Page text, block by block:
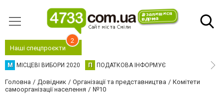
Наші спецпроєкти
2
М МІСЦЕВІ ВИБОРИ 2020 П ПОДАТКОВА ІНФОРМУЄ
Головна Довідник Організації та представництва
Комітети
самоорганізації населення
№10